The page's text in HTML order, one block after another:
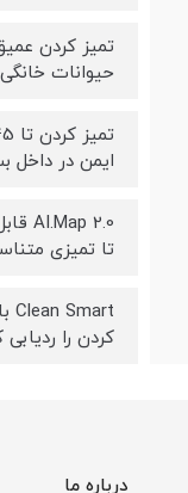
حیوانات
ایمن در داخل بسته می شود
تا تمیزی
کردن را
درباره ما